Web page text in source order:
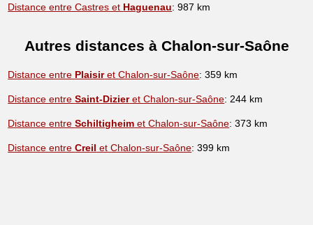
Distance entre Castres et Haguenau: 987 km
Autres distances à Chalon-sur-Saône
Distance entre Plaisiret Chalon-sur-Saône: 359 km
Distance entreSaint-Dizieret Chalon-sur-Saône: 244 km
Distance entreSchiltigheim et Chalon-sur-Saône: 373 km
Distance entreCreil et Chalon-sur-Saône: 399 km